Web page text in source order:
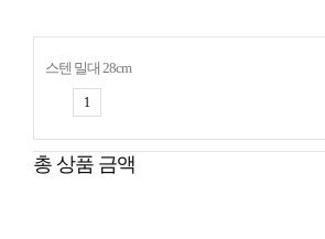
스텐 밀대 28cm
총 상품 금액